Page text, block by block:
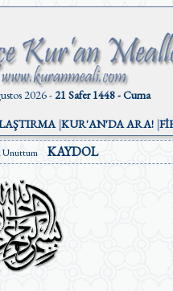
2026 -21 Safer 1448 - Cuma
|KUR'AN'DA ARA! |
Unuttum KAYDOL